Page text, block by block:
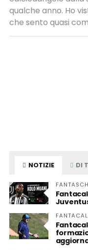
qualche anno. Ho
che sento quasi
NOTIZIE DI